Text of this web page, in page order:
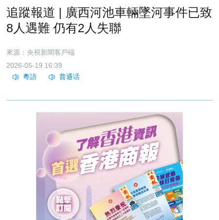
追蹤報道 | 廣西河池車輛墜河事件已致
8人遇難 仍有2人失聯
來源：央視新聞客戶端
2026-05-19 16:39